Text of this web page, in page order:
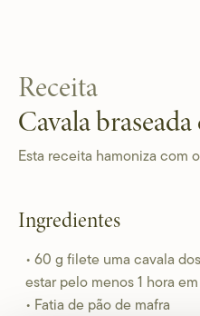
Receita
Cavala
Esta receita hamoniza com o
Ingredientes
• 60 g filete uma cavala
estar pelo menos 1 hora
• Fatia de pão de mafra